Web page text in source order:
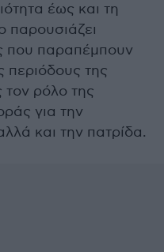
έως και τη
παρουσιάζει
που παραπέμπουν
περιόδους της
τον ρόλο της
για την
και την πατρίδα.